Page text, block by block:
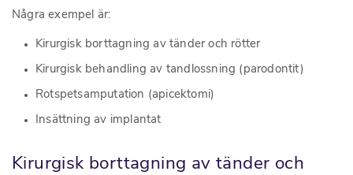
Några exempel är:
Kirurgisk borttagning av tänder och rötter
Kirurgisk behandling av tandlossning (parodontit)
Rotspetsamputation (apicektomi)
Insättning av implantat
Kirurgisk borttagning av tänder och